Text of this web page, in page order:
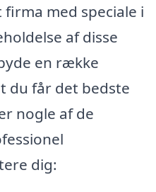
med speciale i
af disse
en række
du får det bedste
nogle af de
dig: